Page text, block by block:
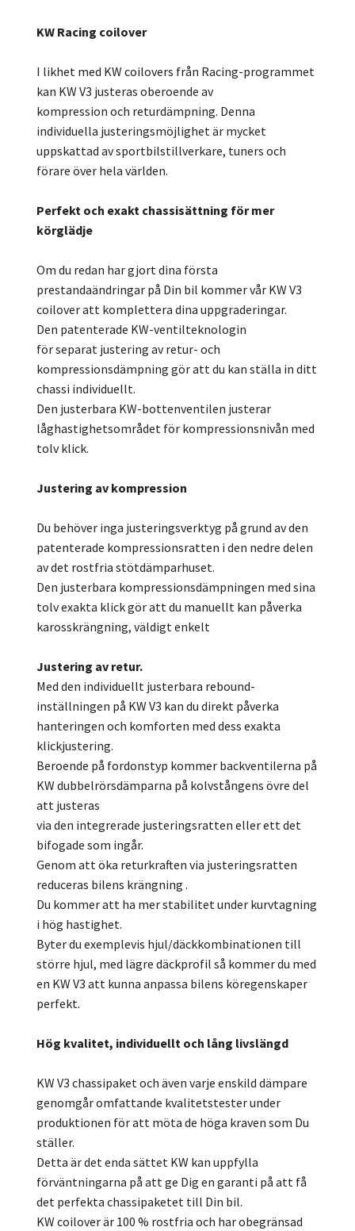
KW Racing coilover
I likhet med KW coilovers från Racing-programmet
kan KW V3 justeras oberoende av
kompression och returdämpning. Denna
individuella justeringsmöjlighet är mycket
uppskattad av sportbilstillverkare, tuners och
förare över hela världen.
Perfekt och exakt chassisättning för mer
körglädje
Om du redan har gjort dina första
prestandaändringar på Din bil kommer vår KW V3
coilover att komplettera dina uppgraderingar.
Den patenterade KW-ventilteknologin
för separat justering av retur- och
kompressionsdämpning gör att du kan ställa in ditt
chassi individuellt.
Den justerbara KW-bottenventilen justerar
låghastighetsområdet för kompressionsnivån med
tolv klick.
Justering av kompression
Du behöver inga justeringsverktyg på grund av den
patenterade kompressionsratten i den nedre delen
av det rostfria stötdämparhuset.
Den justerbara kompressionsdämpningen med sina
tolv exakta klick gör att du manuellt kan påverka
karosskrängning, väldigt enkelt
Justering av retur.
Med den individuellt justerbara rebound-
inställningen på KW V3 kan du direkt påverka
hanteringen och komforten med dess exakta
klickjustering.
Beroende på fordonstyp kommer backventilerna på
KW dubbelrörsdämparna på kolvstångens övre del
att justeras
via den integrerade justeringsratten eller ett det
bifogade som ingår.
Genom att öka returkraften via justeringsratten
reduceras bilens krängning .
Du kommer att ha mer stabilitet under kurvtagning
i hög hastighet.
Byter du exemplevis hjul/däckkombinationen till
större hjul, med lägre däckprofil så kommer du med
en KW V3 att kunna anpassa bilens köregenskaper
perfekt.
Hög kvalitet, individuellt och lång livslängd
KW V3 chassipaket och även varje enskild dämpare
genomgår omfattande kvalitetstester under
produktionen för att möta de höga kraven som Du
ställer.
Detta är det enda sättet KW kan uppfylla
förväntningarna på att ge Dig en garanti på att få
det perfekta chassipaketet till Din bil.
KW coilover är 100 % rostfria och har obegränsad